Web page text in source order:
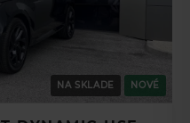
NA SKLADE NOVÉ